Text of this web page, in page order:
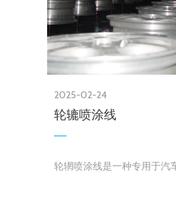
2025-02-24
轮辘喷涂线
轮辋喷涂线是一种专用于汽